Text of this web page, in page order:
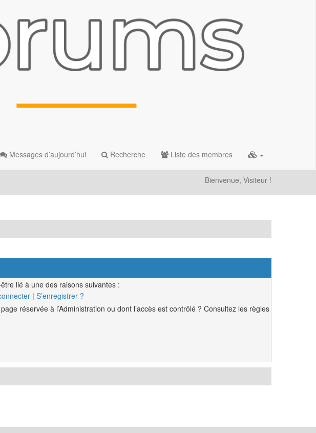
Messages d’aujourd’hui Recherche Liste des membres
Bienvenue, Visiteur !
lié à une des raisons suivantes :
| S’enregistrer ?
réservée à l’Administration ou dont l’accès est contrôlé ? Consultez les règles